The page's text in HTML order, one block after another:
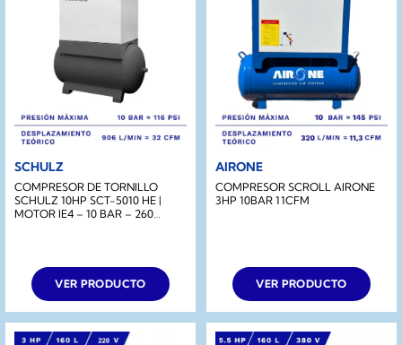
SCHULZ
COMPRESOR DE TORNILLO
SCHULZ 10HP SCT-5010 HE |
MOTOR IE4 – 10 BAR – 260
VER PRODUCTO
AIRONE
COMPRESOR SCROLL AIRONE
3HP 10BAR 11CFM
VER PRODUCTO